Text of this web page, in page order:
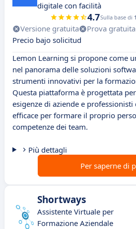
digitale con facilità
4.7Sulla base di
Versione gratuita Prova gratuita
Precio bajo solicitud
Lemon Learning si propone come
nel panorama delle soluzioni
strumenti innovativi per la
Questa piattaforma è progettata
esigenze di aziende e
efficace per formare il proprio
competenze dei team.
Più dettagli
Per saperne di
Shortways
Assistente Virtuale per
Formazione Aziendale